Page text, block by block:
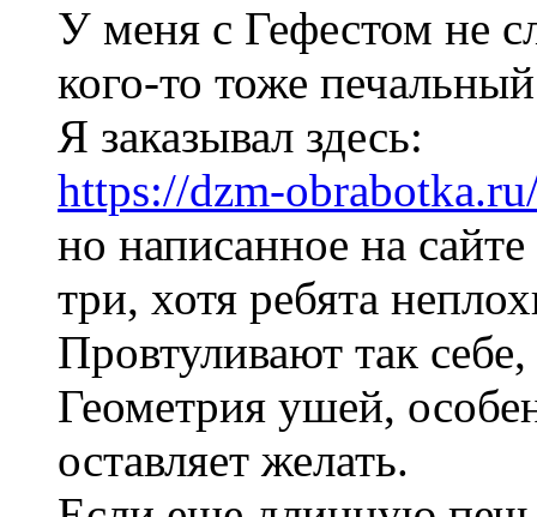
У меня с Гефестом не
кого-то тоже
Я заказывал здесь:
https://dzm-
но написанное на
три, хотя ребята
Провтуливают так
Геометрия ушей,
оставляет желать.